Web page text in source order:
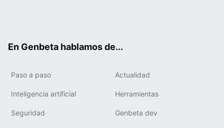
En Genbeta hablamos de...
Paso a paso Actualidad
Inteligencia artificial Herramientas
Seguridad Genbeta dev